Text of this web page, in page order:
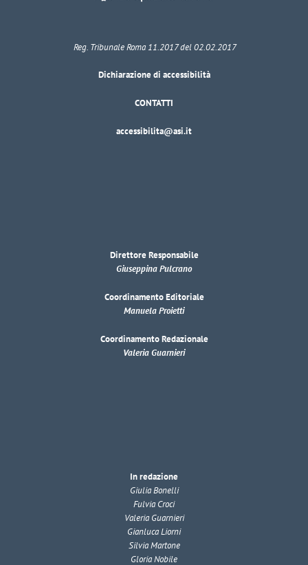
Reg. Tribunale Roma 11.2017 del 02.02.2017
Dichiarazione di accessibilità
CONTATTI
accessibilita@asi.it
Direttore Responsabile
Giuseppina Pulcrano
Coordinamento Editoriale
Manuela Proietti
Coordinamento Redazionale
Valeria Guarnieri
In redazione
Giulia Bonelli
Fulvia Croci
Valeria Guarnieri
Gianluca Liorni
Silvia Martone
Gloria Nobile